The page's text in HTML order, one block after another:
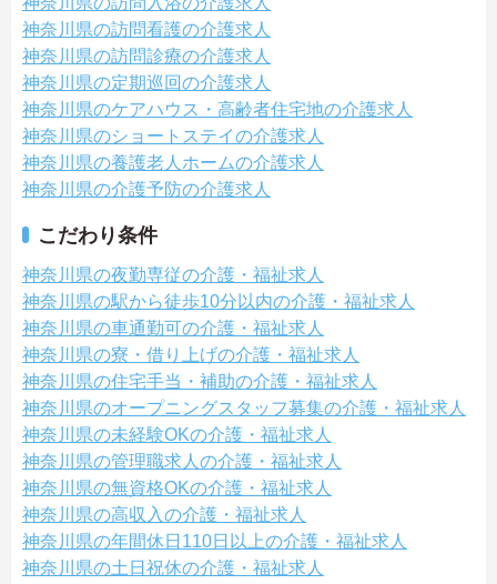
神奈川県の訪問看護の介護求人
神奈川県の訪問診療の介護求人
神奈川県の定期巡回の介護求人
神奈川県のケアハウス・高齢者住宅地の介護求人
神奈川県のショートステイの介護求人
神奈川県の養護老人ホームの介護求人
神奈川県の介護予防の介護求人
こだわり条件
神奈川県の夜勤専従の介護・福祉求人
神奈川県の駅から徒歩10分以内の介護・福祉求人
神奈川県の車通勤可の介護・福祉求人
神奈川県の寮・借り上げの介護・福祉求人
神奈川県の住宅手当・補助の介護・福祉求人
神奈川県のオープニングスタッフ募集の介護・福祉求人
神奈川県の未経験OKの介護・福祉求人
神奈川県の管理職求人の介護・福祉求人
神奈川県の無資格OKの介護・福祉求人
神奈川県の高収入の介護・福祉求人
神奈川県の年間休日110日以上の介護・福祉求人
神奈川県の土日祝休の介護・福祉求人